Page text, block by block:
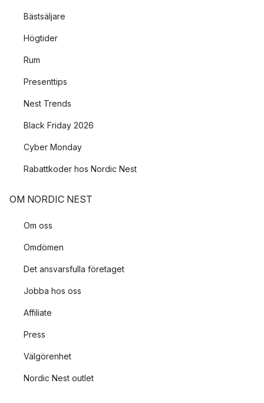
Bästsäljare
Högtider
Rum
Presenttips
Nest Trends
Black Friday 2026
Cyber Monday
Rabattkoder hos Nordic Nest
OM NORDIC NEST
Om oss
Omdömen
Det ansvarsfulla företaget
Jobba hos oss
Affiliate
Press
Välgörenhet
Nordic Nest outlet